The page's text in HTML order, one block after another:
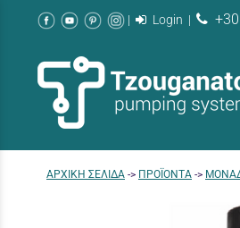
| Login |
AΡΧΙΚΉ ΣΕΛΊΔΑ -> ΠΡΟΪΟΝΤΑ ->